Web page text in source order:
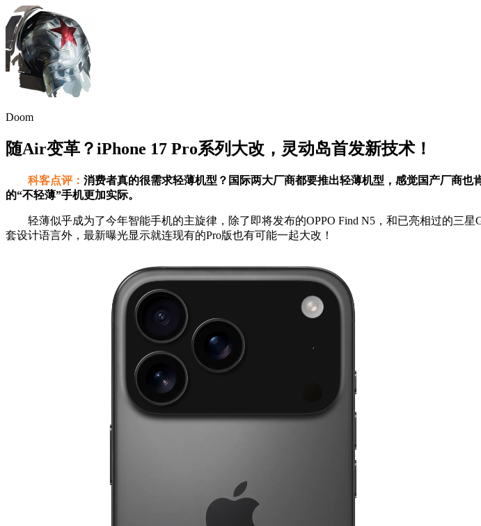
Doom
随Air变革？iPhone 17 Pro系列大改，灵动岛首发新技术！
科客点评： 消费者真的很需求轻薄机型？国际两大厂商都要推出轻薄机型，感觉国产厂商
的“不轻薄”手机更加实际。
轻薄似乎成为了今年智能手机的主旋律，除了即将发布的OPPO Find N5，和已亮相过的三
套设计语言外，最新曝光显示就连现有的Pro版也有可能一起大改！